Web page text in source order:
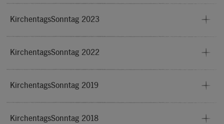
KirchentagsSonntag 2023
KirchentagsSonntag 2022
KirchentagsSonntag 2019
KirchentagsSonntag 2018